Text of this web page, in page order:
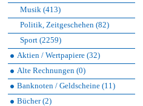
Musik (413)
Politik, Zeitgeschehen (82)
Sport (2259)
Aktien / Wertpapiere (32)
Alte Rechnungen (0)
Banknoten / Geldscheine (11)
Bücher (2)